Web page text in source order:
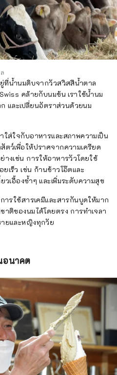
ที่น้ำนมดิบจากวัวสวิสสีน้ำตาล
คล้ายกับนมข้น เราใช้น้ำนม
และเปลี่ยนอัตราส่วนด้วยนม
ใส่ใจกับอาหารและสภาพความเป็น
ว์เพื่อให้ปราศจากความเครียด
งเช่น การให้อาหารวัวโดยใช้
เร็ว เช่น ก้านข้าวโอ๊ตและ
เอื้องซ้ำๆ และเพิ่มระดับความสุข
ารใช้สารเคมีและสารกันบูดให้มาก
ติของนมได้โดยตรง การทำเจลา
ยและหญิงทุกวัย
อนาคต